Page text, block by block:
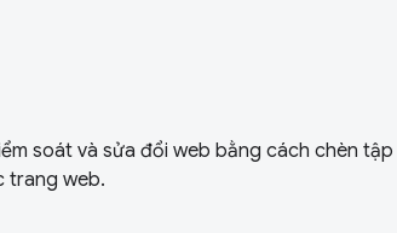
soát và sửa đổi web bằng cách chèn tập
trang web.